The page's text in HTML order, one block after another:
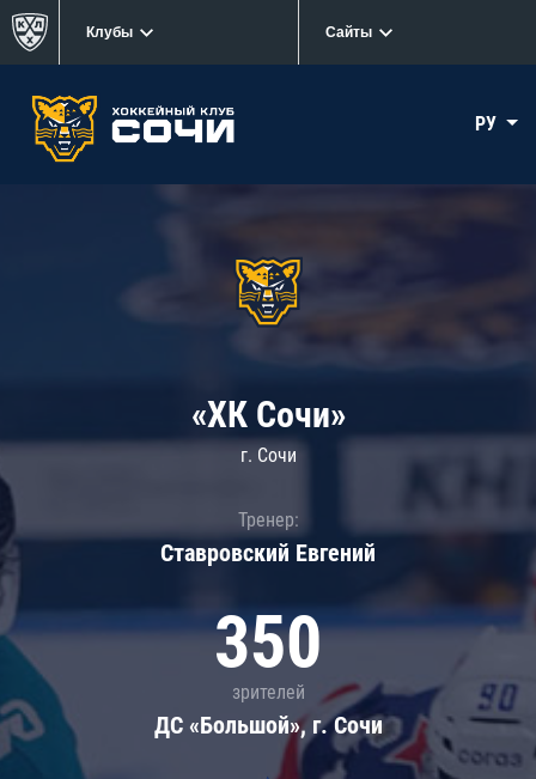
Клубы Сайты
РУ
«ХК Сочи»
г. Сочи
Тренер:
Ставровский Евгений
350
зрителей
ДС «Большой», г. Сочи